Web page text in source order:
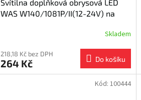
Svítilna doplňková obrysová LED
WAS W140/1081P/II(12-24V) na
Skladem
218,18 Kč bez DPH
264 Kč Do košíku
Kód: 100444